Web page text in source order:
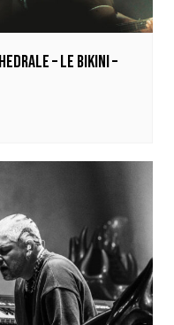
– Le Bikini –